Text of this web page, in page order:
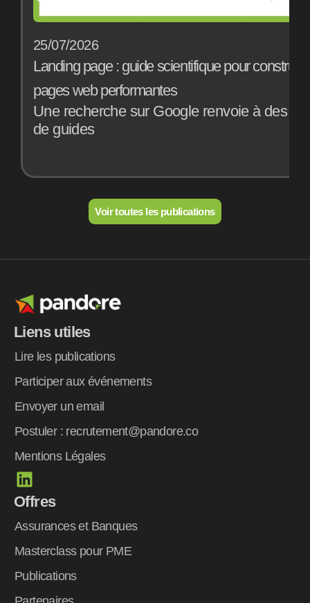
25/07/2026
Landing page : guide scientifique pour
pages web performantes
Une recherche sur Google renvoie à des
de guides
Voir toutes les publications
Liens utiles
Lire les publications
Participer aux événements
Envoyer un email
Postuler : recrutement@pandore.co
Mentions Légales
L
i
n
k
e
i
n
Offres
Assurances et Banques
Masterclass pour PME
Publications